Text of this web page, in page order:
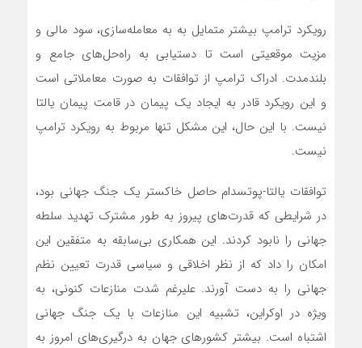
رویکرد ترامپ بیشتر متمایل به به معامله‌سازی، سود مالی و
مزیت موقعیتی است تا دستیابی به راه‌حل‌های جامع و
بلندمدت. ادراک ترامپ از توافقات به صورت معاملاتی است
و این رویکرد قادر به ایجاد یک پیمان در قامت پیمان یالتا
نیست. با این حال، این مشکل تنها مربوط به رویکرد ترامپ
نیست.
توافقات یالتا-پوتسدام حاصل خاکستر یک جنگ جهانی بود،
در شرایطی که قدرت‌های پیروز به طور مشترک تهدید سلطه
جهانی را نابود کردند. این همکاری بی‌سابقه به متفقین این
امکان را داد که از نظر اخلاقی و سیاسی قدرت تعیین نظم
جهانی را به دست آورند. علیرغم شدت منازعات کنونی، به
ویژه در اوکراین، تشبیه این منازعات با یک جنگ جهانی
اشتباه است. بیشتر کشورهای جهان به درگیری‌های امروز به